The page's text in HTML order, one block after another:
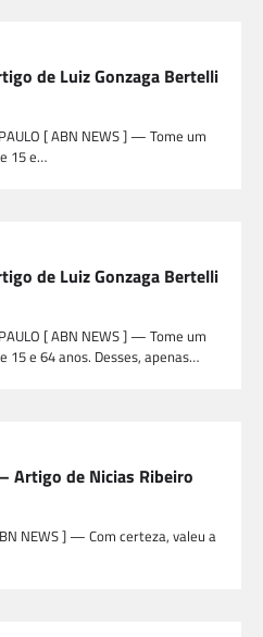
de Luiz Gonzaga Bertelli
[ ABN NEWS ] — Tome um
15 e…
de Luiz Gonzaga Bertelli
[ ABN NEWS ] — Tome um
e 64 anos. Desses, apenas…
Artigo de Nicias Ribeiro
NEWS ] — Com certeza, valeu a